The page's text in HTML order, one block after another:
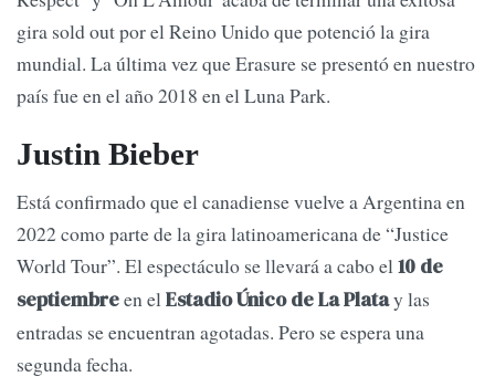
gira sold out por el Reino Unido que potenció la gira
mundial. La última vez que Erasure se presentó en nuestro
país fue en el año 2018 en el Luna Park.
Justin Bieber
Está confirmado que el canadiense vuelve a Argentina en
2022 como parte de la gira latinoamericana de “Justice
World Tour”. El espectáculo se llevará a cabo el10 de
septiembreen elEstadio Único de La Platay las
entradas se encuentran agotadas. Pero se espera una
segunda fecha.